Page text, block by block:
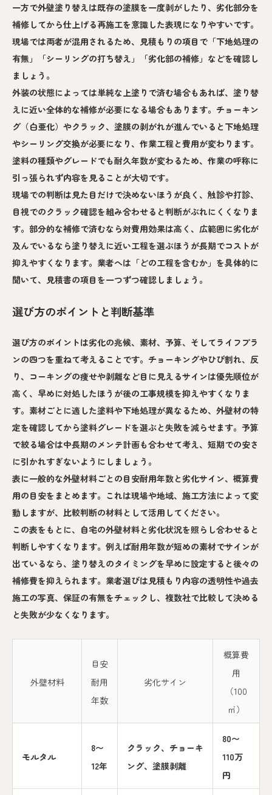
一方で外壁塗り替えは既存の塗膜を一度剥がしたり、劣化部分を
補修してから仕上げる再施工を意識した表現になりやすいです。
現場では両者が混用されるため、見積もりの項目で「下地処理の
有無」「シーリングの打ち替え」「劣化部の補修」などを確認し
ましょう。
外装の状態によっては単純な上塗りで済む場合もあれば、塗り替
えに近い全体的な補修が必要になる場合もあります。チョーキン
グ（白亜化）やクラック、塗膜の剥がれが進んでいると下地処理
やシーリング交換が必要になり、作業工程と費用が変わります。
塗料の種類やグレードでも耐久年数が変わるため、作業の呼称に
引っ張られず内容を見ることが大切です。
現場での判断は見た目だけで決めないほうが良く、触診や打診、
目視でのクラック確認を組み合わせると判断がぶれにくくなりま
す。部分的な補修で済むなら対費用効果は高く、広範囲に劣化が
及んでいるなら塗り替えに近い工程を選ぶほうが長期でコストが
抑えやすくなります。業者へは「どの工程を含むか」を具体的に
聞いて、見積書の項目を一つずつ確認しましょう。
選び方のポイントと判断基準
選び方のポイントは劣化の兆候、素材、予算、そしてライフプラ
ンの四つを重ねて考えることです。チョーキングやひび割れ、反
り、コーキングの痩せや剥離など目に見えるサインは優先順位が
高く、早めに対処したほうが後の工事規模を抑えやすくなりま
す。素材ごとに適した塗料や下地処理が異なるため、外壁材の特
定を確認してから塗料グレードを選ぶと失敗を減らせます。予算
で絞る場合は中長期のメンテ計画も合わせて考え、短期での安さ
に引かれすぎないようにしましょう。
表に一般的な外壁材料ごとの目安耐用年数と劣化サイン、概算費
用の目安をまとめます。これは現場や地域、施工方法によって変
動しますが、比較判断の材料として活用してください。
この表をもとに、自宅の外壁材料と劣化状況を照らし合わせると
判断しやすくなります。例えば耐用年数が短めの素材でサインが
出ているなら、塗り替えのタイミングを早めに設定すると後々の
補修費を抑えられます。業者選びは見積もり内容の透明性や過去
施工の写真、保証の有無をチェックし、複数社で比較して決める
と失敗が少なくなります。
外壁材料
目安
耐用
年数
劣化サイン
概算費
用
（100
㎡）
モルタル
8〜
12年
クラック、チョーキ
ング、塗膜剥離
80〜
110万
円